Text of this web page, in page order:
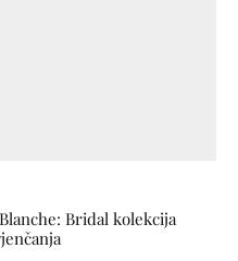
Bridal kolekcija